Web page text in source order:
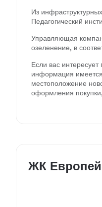
Из
Педагогический
Управляющая
озеленение, в
Если вас
информация
местоположение
оформления
ЖК